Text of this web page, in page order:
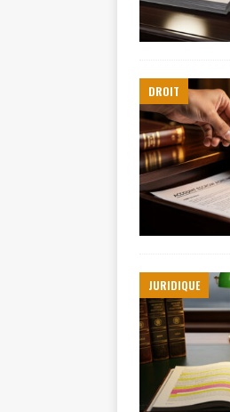
DROIT
JURIDIQUE